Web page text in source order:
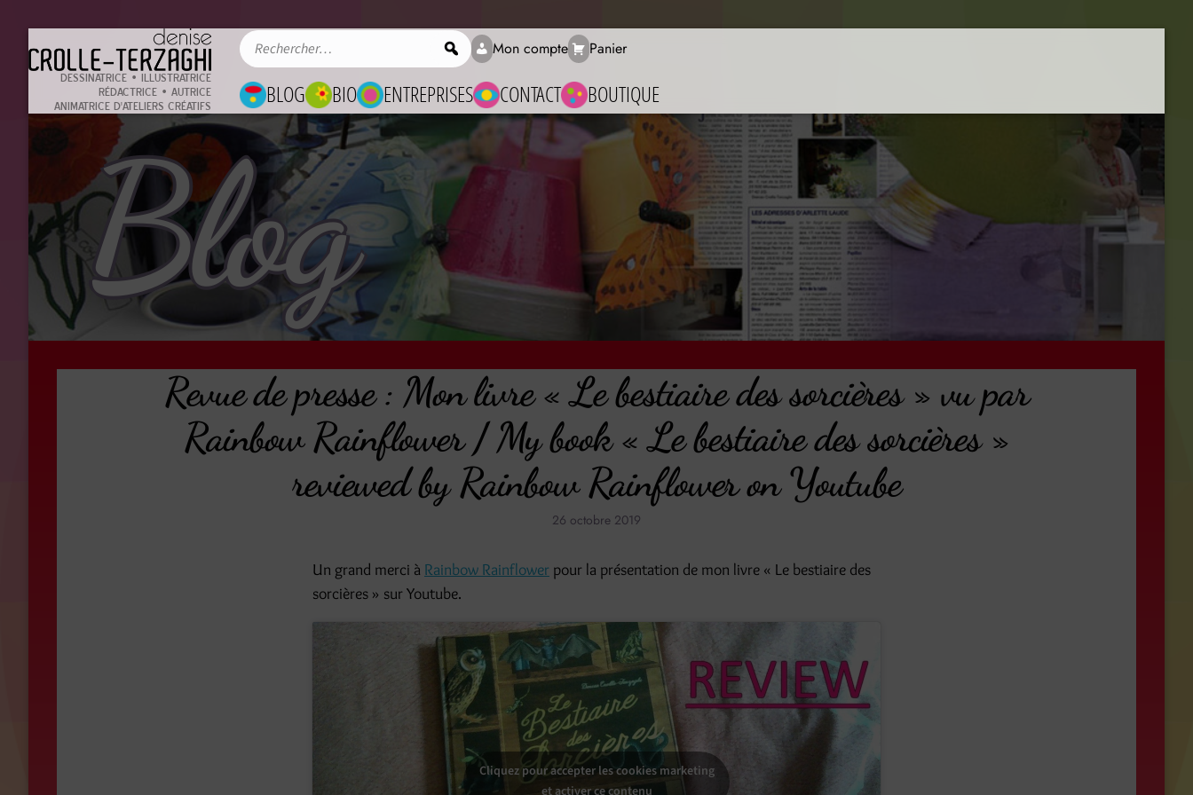
DESSINATRICE • ILLUSTRATRICE
RÉDACTRICE • AUTRICE
ANIMATRICE D'ATELIERS CRÉATIFS
BLOG BIO ENTREPRISES CONTACT BOUTIQUE
Rechercher
Mon compte Panier
Blog
Revue de presse : Mon livre « Le bestiaire des sorcières » vu par
Rainbow Rainflower / My book « Le bestiaire des sorcières »
reviewed by Rainbow Rainflower on Youtube
26 octobre 2019
Un grand merci à Rainbow Rainflower pour la présentation de mon livre « Le bestiaire des
sorcières » sur Youtube.
Cliquez pour accepter les cookies marketing
et activer ce contenu